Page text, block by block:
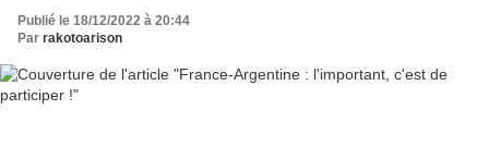
Publié le 18/12/2022 à 20:44
Par rakotoarison